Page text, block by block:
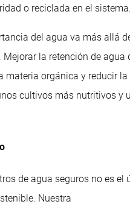
o reciclada en el sistema.
del agua va más allá
la retención de agua
materia orgánica y reducir la
cultivos más nutritivos y
de agua seguros no es el
Nuestra